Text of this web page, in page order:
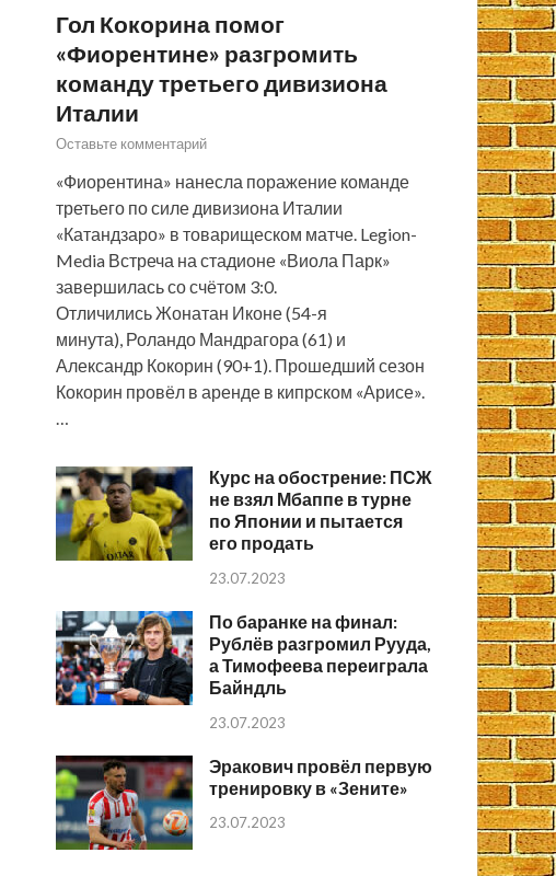
Гол Кокорина помог
«Фиорентине» разгромить
команду третьего дивизиона
Италии
Оставьте комментарий
«Фиорентина» нанесла поражение команде
третьего по силе дивизиона Италии
«Катандзаро» в товарищеском матче. Legion-
Media Встреча на стадионе «Виола Парк»
завершилась со счётом 3:0.
Отличились Жонатан Иконе (54-я
минута), Роландо Мандрагора (61) и
Александр Кокорин (90+1). Прошедший сезон
Кокорин провёл в аренде в кипрском «Арисе».
…
Курс на обострение: ПСЖ
не взял Мбаппе в турне
по Японии и пытается
его продать
23.07.2023
По баранке на финал:
Рублёв разгромил Рууда,
а Тимофеева переиграла
Байндль
23.07.2023
Эракович провёл первую
тренировку в «Зените»
23.07.2023